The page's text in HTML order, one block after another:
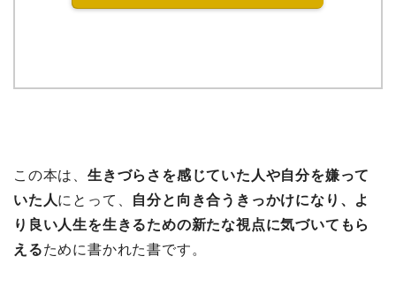
この本は、 生きづらさを感じていた人や自分を嫌って
いた人にとって、 自分と向き合うきっかけになり、よ
り良い人生を生きるための新たな視点に気づいてもら
えるために書かれた書です。